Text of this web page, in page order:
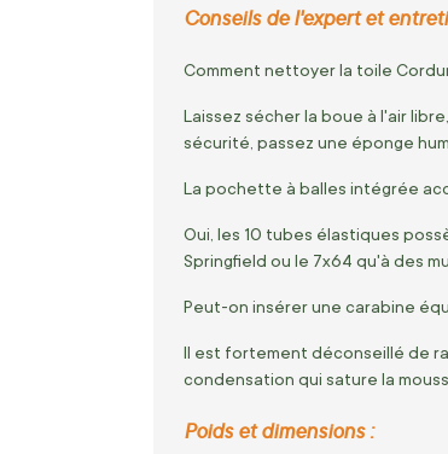
Conseils de l'expert et
Comment nettoyer la toile
Laissez sécher la boue à l'air
sécurité, passez une éponge
La pochette à balles intégrée
Oui, les 10 tubes élastiques
Springfield ou le 7x64 qu'à des
Peut-on insérer une carabine
Il est fortement déconseillé de
condensation qui sature la
Poids et dimensions :